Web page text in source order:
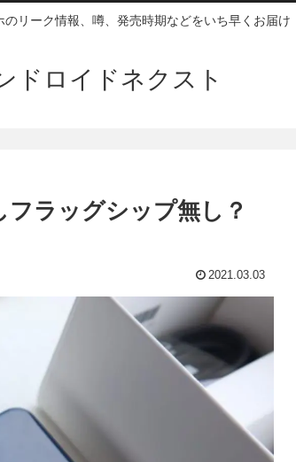
のリーク情報、噂、発売時期などをいち早くお届け
ドロイドネクスト
ラッグシップ無し？
2021.03.03